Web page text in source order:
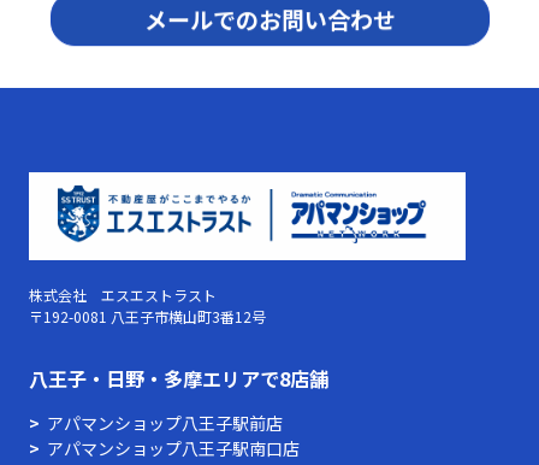
メールでのお問い合わせ
株式会社 エスエストラスト
〒192-0081 八王子市横山町3番12号
⼋王⼦・⽇野・多摩エリアで8店舗
アパマンショップ八王子駅前店
アパマンショップ八王子駅南口店